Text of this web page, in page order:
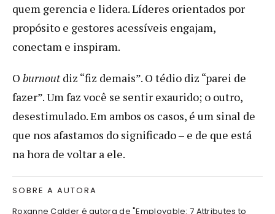
quem gerencia e lidera. Líderes orientados por
propósito e gestores acessíveis engajam,
conectam e inspiram.
O burnoutdiz “fiz demais”. O tédio diz “parei de
fazer”. Um faz você se sentir exaurido; o outro,
desestimulado. Em ambos os casos, é um sinal de
que nos afastamos do significado – e de que está
na hora de voltar a ele.
SOBRE A AUTORA
Roxanne Calder é autora de "Employable: 7 Attributes to